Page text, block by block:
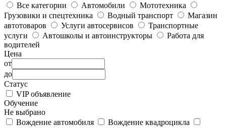
Все категории
Автомобили
Мототехника
Грузовики и спецтехника
Водный транспорт
Магазин
автотоваров
Услуги автосервисов
Транспортные
услуги
Автошколы и автоинструкторы
Работа для
водителей
Цена
от
до
Статус
VIP объявление
Обучение
Не выбрано
Вождение автомобиля
Вождение квадроцикла